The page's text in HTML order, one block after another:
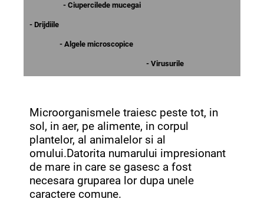
- Ciupercilede mucegai
- Drijdiile
- Algele microscopice
- Virusurile
Microorganismele traiesc peste tot, in
sol, in aer, pe alimente, in corpul
plantelor, al animalelor si al
omului.Datorita numarului impresionant
de mare in care se gasesc a fost
necesara gruparea lor dupa unele
caractere comune.